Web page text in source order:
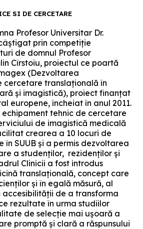
SI DE CERCETARE
Profesor Universitar Dr.
prin competiţie
de domnul Profesor
Cîrstoiu, proiectul ce poartă
(Dezvoltarea
cercetare translaţională în
şi imagistică), proiect finanţat
europene, încheiat în anul 2011.
tehnic de cercetare
de imagistică medicală
crearea a 10 locuri de
în SUUB şi a permis dezvoltarea
a studenţilor, rezidenţilor şi
Clinicii a fost introdus
translaţională, concept care
şi în egală măsură, al
de a transforma
rezultate în urma studiilor
de selecţie mai uşoară a
promptă şi clară a răspunsului